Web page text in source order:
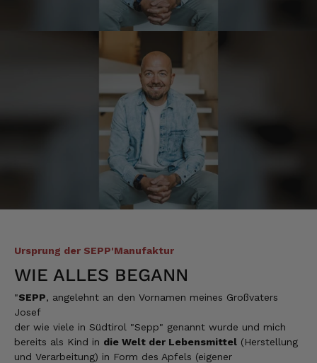
Ursprung der SEPP'Manufaktur
WIE ALLES BEGANN
"SEPP, angelehnt an den Vornamen meines Großvaters
Josef
der wie viele in Südtirol "Sepp" genannt wurde und mich
bereits als Kind in die Welt der Lebensmittel (Herstellung
und Verarbeitung) in Form des Apfels (eigener
Verifizierter Kunde
der Schinken war fest und kernig
ausgewogener Geschmack- ich habe schon
wieder nachbestellt.
Verifizierter Kunde
probiert und auch wieder bestellt.
Verifizierter Kunde
Qualität hervorragend, leider ist der Versand
nach Deutschland mit GLS unterirdisch. Bitte